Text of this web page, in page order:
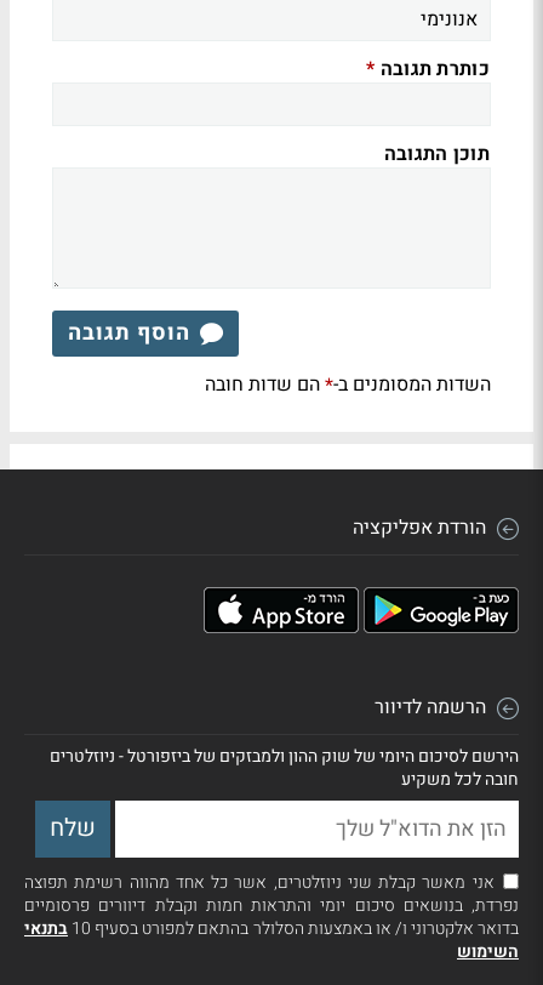
כותרת תגובה *
תוכן התגובה
הוסף תגובה
השדות המסומנים ב-*הם שדות חובה
הורדת אפליקציה
הרשמה לדיוור
הירשם לסיכום היומי של שוק ההון ולמבזקים של ביזפורטל - ניוזלטרים
חובה לכל משקיע
אני מאשר קבלת שני ניוזלטרים, אשר כל אחד מהווה רשימת תפוצה
נפרדת, בנושאים סיכום יומי והתראות חמות וקבלת דיוורים פרסומיים
בדואר אלקטרוני ו/ או באמצעות הסלולר בהתאם למפורט בסעיף 10
בתנאי
השימוש